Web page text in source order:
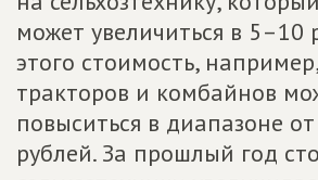
может увеличиться в 5–10
этого стоимость,
тракторов и комбайнов
повыситься в диапазоне
рублей. За прошлый год